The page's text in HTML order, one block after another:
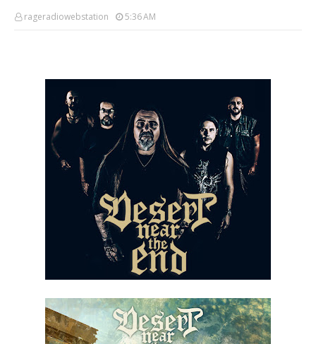
rageradiowebstation 5:36 AM